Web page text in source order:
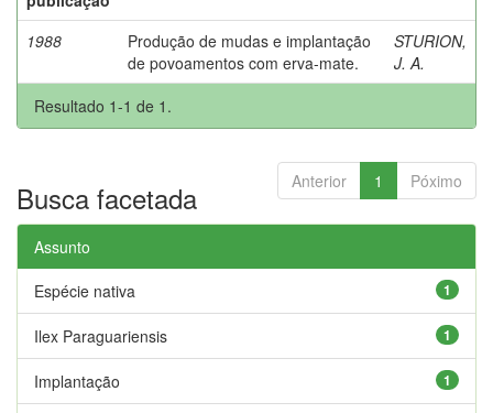
1988
Produção de mudas e implantação
de povoamentos com erva-mate.
STURION,
J. A.
Resultado 1-1 de 1.
Anterior 1 Póximo
Busca facetada
Assunto
1
Espécie nativa
1
Ilex Paraguariensis
1
Implantação